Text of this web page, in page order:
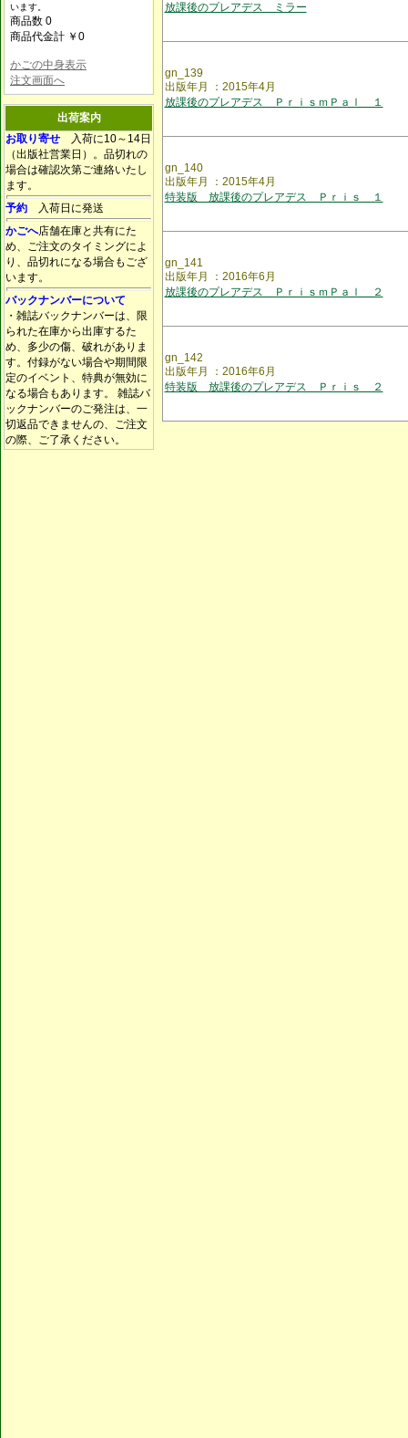
います。
商品数 0
商品代金計 ￥0
かごの中身表示
注文画面へ
出荷案内
お取り寄せ 入荷に10～14日
（出版社営業日）。品切れの
場合は確認次第ご連絡いたし
ます。
予約 入荷日に発送
かごへ店舗在庫と共有にた
め、ご注文のタイミングによ
り、品切れになる場合もござ
います。
バックナンバーについて
・雑誌バックナンバーは、限
られた在庫から出庫するた
め、多少の傷、破れがありま
す。付録がない場合や期間限
定のイベント、特典が無効に
なる場合もあります。 雑誌バ
ックナンバーのご発注は、一
切返品できませんの、ご注文
の際、ご了承ください。
放課後のプレアデス ミラー
gn_139
出版年月 ：2015年4月
放課後のプレアデス ＰｒｉｓｍＰａｌ １
gn_140
出版年月 ：2015年4月
特装版 放課後のプレアデス Ｐｒｉｓ １
gn_141
出版年月 ：2016年6月
放課後のプレアデス ＰｒｉｓｍＰａｌ ２
gn_142
出版年月 ：2016年6月
特装版 放課後のプレアデス Ｐｒｉｓ ２